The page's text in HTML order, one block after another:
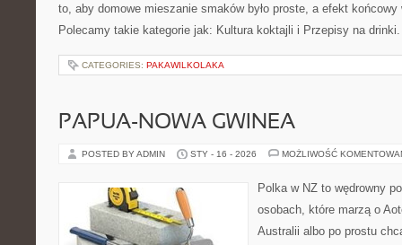
to, aby domowe mieszanie smaków było proste, a efekt końcowy
Polecamy takie kategorie jak: Kultura koktajli i Przepisy na
CATEGORIES: PAKAWILKOLAKA
PAPUA-NOWA GWINEA
POSTED BY ADMIN STY - 16 - 2026 MOŻLIWOŚĆ
Polka w NZ to wędrowny
osobach, które marzą o
Australii albo po prostu